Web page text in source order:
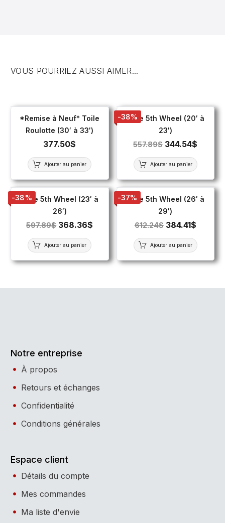
VOUS POURRIEZ AUSSI AIMER...
*Remise à Neuf* Toile
Roulotte (30′ à 33′)
377.50$
Ajouter au panier
-38%
Toile 5th Wheel (20′ à
23′)
557.89$ 344.54$
Ajouter au panier
-38%
Toile 5th Wheel (23′ à
26′)
597.89$ 368.36$
Ajouter au panier
-37%Toile 5th Wheel (26′ à
29′)
612.24$ 384.41$
Ajouter au panier
Notre entreprise
À propos
Retours et échanges
Confidentialité
Conditions générales
Espace client
Détails du compte
Mes commandes
Ma liste d'envie